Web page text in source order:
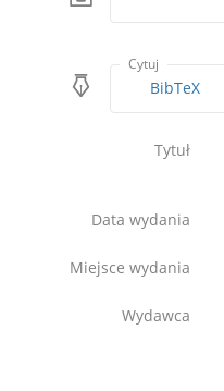
Cytuj
BibTeX
Tytuł
Data wydania
Miejsce wydania
Wydawca